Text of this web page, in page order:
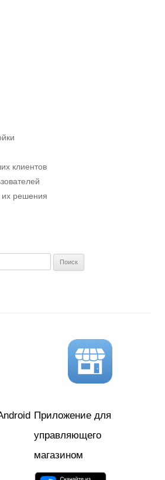
клиентов
решения
Приложение для
управляющего
магазином